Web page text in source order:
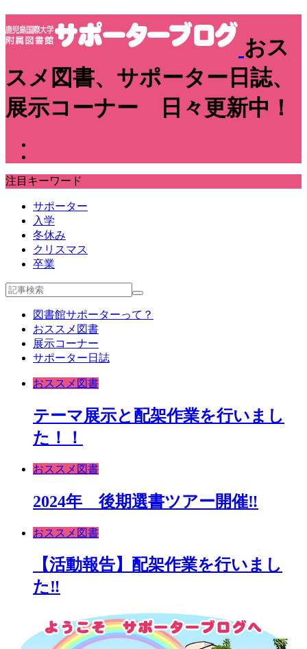
おス
スメ図書、サポーター日誌、
展示コーナー 日々更新中！
注目キーワード
サポーター
入学
冬休み
クリスマス
卒業
図書館サポーターって？
おススメ図書
展示コーナー
サポーター日誌
おススメ図書
テーマ展示と配架作業を行いまし
た！！
おススメ図書
2024年 後期選書ツアー開催‼
おススメ図書
【活動報告】配架作業を行いまし
た‼